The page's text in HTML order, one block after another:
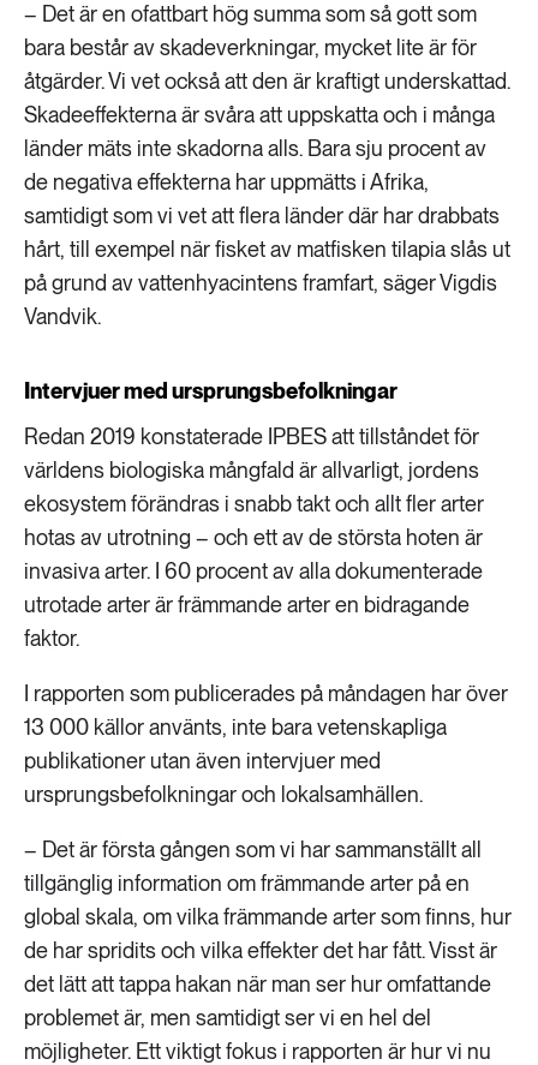
– Det är en ofattbart hög summa som så gott som
bara består av skadeverkningar, mycket lite är för
åtgärder. Vi vet också att den är kraftigt underskattad.
Skadeeffekterna är svåra att uppskatta och i många
länder mäts inte skadorna alls. Bara sju procent av
de negativa effekterna har uppmätts i Afrika,
samtidigt som vi vet att flera länder där har drabbats
hårt, till exempel när fisket av matfisken tilapia slås ut
på grund av vattenhyacintens framfart, säger Vigdis
Vandvik.
Intervjuer med ursprungsbefolkningar
Redan 2019 konstaterade IPBES att tillståndet för
världens biologiska mångfald är allvarligt, jordens
ekosystem förändras i snabb takt och allt fler arter
hotas av utrotning – och ett av de största hoten är
invasiva arter. I 60 procent av alla dokumenterade
utrotade arter är främmande arter en bidragande
faktor.
I rapporten som publicerades på måndagen har över
13 000 källor använts, inte bara vetenskapliga
publikationer utan även intervjuer med
ursprungsbefolkningar och lokalsamhällen.
– Det är första gången som vi har sammanställt all
tillgänglig information om främmande arter på en
global skala, om vilka främmande arter som finns, hur
de har spridits och vilka effekter det har fått. Visst är
det lätt att tappa hakan när man ser hur omfattande
problemet är, men samtidigt ser vi en hel del
möjligheter. Ett viktigt fokus i rapporten är hur vi nu